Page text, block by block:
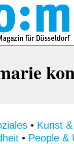
• Kunst
• People &